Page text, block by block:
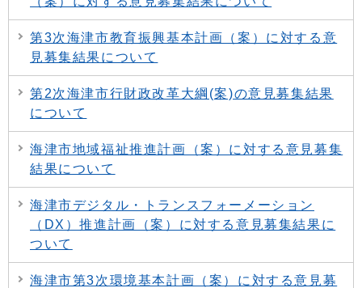
第3次海津市教育振興基本計画（案）に対する意
見募集結果について
第2次海津市行財政改革大綱(案)の意見募集結果
について
海津市地域福祉推進計画（案）に対する意見募集
結果について
海津市デジタル・トランスフォーメーション
（DX）推進計画（案）に対する意見募集結果に
ついて
海津市第3次環境基本計画（案）に対する意見募